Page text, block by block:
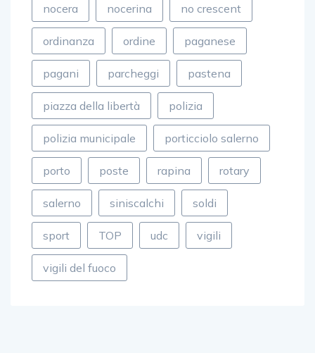
nocera nocerina no crescent
ordinanza ordine paganese
pagani parcheggi pastena
piazza della libertà polizia
polizia municipale porticciolo salerno
porto poste rapina rotary
salerno siniscalchi soldi
sport TOP udc vigili
vigili del fuoco